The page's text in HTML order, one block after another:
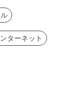
ターネット